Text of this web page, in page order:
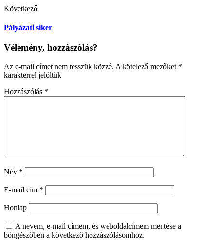
Következő
Pályázati siker
Vélemény, hozzászólás?
Az e-mail címet nem tesszük közzé. A kötelező mezőket *
karakterrel jelöltük
Hozzászólás *
Név *
E-mail cím *
Honlap
A nevem, e-mail címem, és weboldalcímem mentése a
böngészőben a következő hozzászólásomhoz.